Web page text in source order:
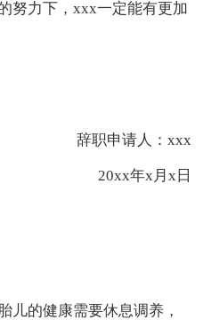
努力下，xxx一定能有更加
辞职申请人：xxx
20xx年x月x日
儿的健康需要休息调养，